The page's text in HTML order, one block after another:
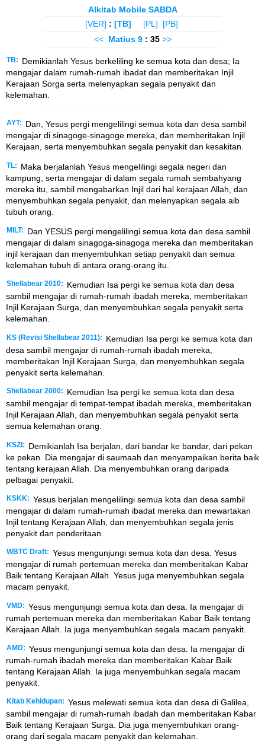
Alkitab Mobile SABDA
[VER] : [TB] [PL]
[PB]
<< Matius 9 : 35 >>
TB:
Demikianlah Yesus berkeliling ke semua kota dan desa; Ia
mengajar dalam rumah-rumah ibadat dan memberitakan Injil
Kerajaan Sorga serta melenyapkan segala penyakit dan
kelemahan.
AYT:
Dan, Yesus pergi mengelilingi semua kota dan desa sambil
mengajar di sinagoge-sinagoge mereka, dan memberitakan Injil
Kerajaan, serta menyembuhkan segala penyakit dan kesakitan.
TL:
Maka berjalanlah Yesus mengelilingi segala negeri dan
kampung, serta mengajar di dalam segala rumah sembahyang
mereka itu, sambil mengabarkan Injil dari hal kerajaan Allah, dan
menyembuhkan segala penyakit, dan melenyapkan segala aib
tubuh orang.
MILT:
Dan YESUS pergi mengelilingi semua kota dan desa sambil
mengajar di dalam sinagoga-sinagoga mereka dan memberitakan
injil kerajaan dan menyembuhkan setiap penyakit dan semua
kelemahan tubuh di antara orang-orang itu.
Shellabear 2010:
Kemudian Isa pergi ke semua kota dan desa
sambil mengajar di rumah-rumah ibadah mereka, memberitakan
Injil Kerajaan Surga, dan menyembuhkan segala penyakit serta
kelemahan.
KS (Revisi Shellabear 2011):
Kemudian Isa pergi ke semua kota dan
desa sambil mengajar di rumah-rumah ibadah mereka,
memberitakan Injil Kerajaan Surga, dan menyembuhkan segala
penyakit serta kelemahan.
Shellabear 2000:
Kemudian Isa pergi ke semua kota dan desa
sambil mengajar di tempat-tempat ibadah mereka, memberitakan
Injil Kerajaan Allah, dan menyembuhkan segala penyakit serta
semua kelemahan orang.
KSZI:
Demikianlah Isa berjalan, dari bandar ke bandar, dari pekan
ke pekan. Dia mengajar di saumaah dan menyampaikan berita baik
tentang kerajaan Allah. Dia menyembuhkan orang daripada
pelbagai penyakit.
KSKK: Yesus berjalan mengelilingi semua kota dan desa sambil
mengajar di dalam rumah-rumah ibadat mereka dan mewartakan
Injil tentang Kerajaan Allah, dan menyembuhkan segala jenis
penyakit dan penderitaan.
WBTC Draft: Yesus mengunjungi semua kota dan desa. Yesus
mengajar di rumah pertemuan mereka dan memberitakan Kabar
Baik tentang Kerajaan Allah. Yesus juga menyembuhkan segala
macam penyakit.
VMD: Yesus mengunjungi semua kota dan desa. Ia mengajar di
rumah pertemuan mereka dan memberitakan Kabar Baik tentang
Kerajaan Allah. Ia juga menyembuhkan segala macam penyakit.
AMD: Yesus mengunjungi semua kota dan desa. Ia mengajar di
rumah-rumah ibadah mereka dan memberitakan Kabar Baik
tentang Kerajaan Allah. Ia juga menyembuhkan segala macam
penyakit.
Kitab Kehidupan: Yesus melewati semua kota dan desa di Galilea,
sambil mengajar di rumah-rumah ibadah dan memberitakan Kabar
Baik tentang Kerajaan Surga. Dia juga menyembuhkan orang-
orang dari segala macam penyakit dan kelemahan.